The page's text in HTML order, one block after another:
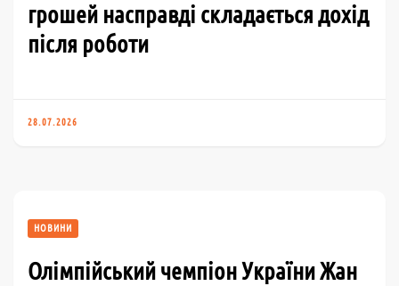
грошей насправді складається дохід
після роботи
28.07.2026
НОВИНИ
Олімпійський чемпіон України Жан